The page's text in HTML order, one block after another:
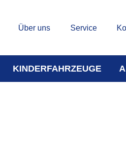
Über uns Service
KINDERFAHRZEUGE